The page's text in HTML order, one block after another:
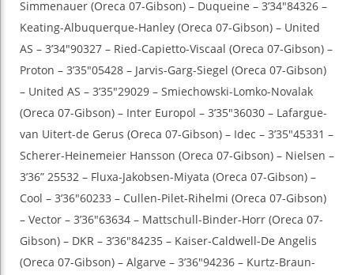
Simmenauer (Oreca 07-Gibson) – Duqueine – 3’34″84326 –
Keating-Albuquerque-Hanley (Oreca 07-Gibson) – United
AS – 3’34″90327 – Ried-Capietto-Viscaal (Oreca 07-Gibson) –
Proton – 3’35″05428 – Jarvis-Garg-Siegel (Oreca 07-Gibson)
– United AS – 3’35″29029 – Smiechowski-Lomko-Novalak
(Oreca 07-Gibson) – Inter Europol – 3’35″36030 – Lafargue-
van Uitert-de Gerus (Oreca 07-Gibson) – Idec – 3’35″45331 –
Scherer-Heinemeier Hansson (Oreca 07-Gibson) – Nielsen –
3’36” 25532 – Fluxa-Jakobsen-Miyata (Oreca 07-Gibson) –
Cool – 3’36″60233 – Cullen-Pilet-Rihelmi (Oreca 07-Gibson)
– Vector – 3’36″63634 – Mattschull-Binder-Horr (Oreca 07-
Gibson) – DKR – 3’36″84235 – Kaiser-Caldwell-De Angelis
(Oreca 07-Gibson) – Algarve – 3’36″94236 – Kurtz-Braun-